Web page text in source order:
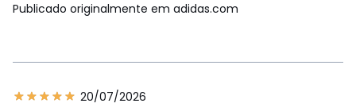
Publicado originalmente em adidas.com
20/07/2026